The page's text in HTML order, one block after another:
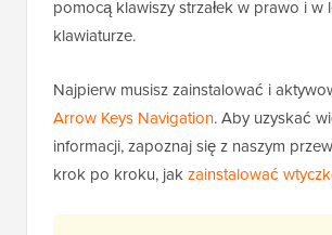
pomocą klawiszy strzałek w prawo i w
klawiaturze.
Najpierw musisz zainstalować i
Arrow Keys Navigation. Aby uzyskać
informacji, zapoznaj się z naszym
krok po kroku, jakzainstalować